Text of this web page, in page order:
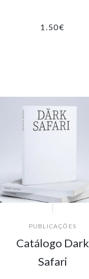
1.50€
PUBLICAÇÕES
Catálogo Dark
Safari